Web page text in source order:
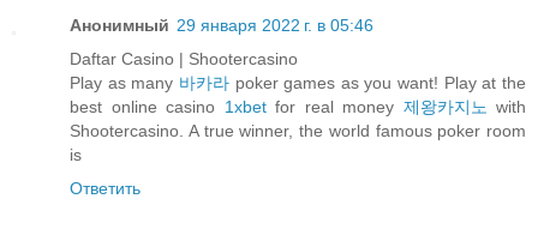
Анонимный 29 января 2022 г. в 05:46
Daftar Casino | Shootercasino
Play as many 바카라poker games as you want! Play at the
best online casino 1xbetfor real money 제왕카지노 with
Shootercasino. A true winner, the world famous poker room
is
Ответить